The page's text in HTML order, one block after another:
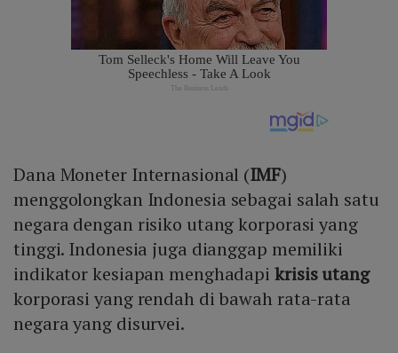
Dana Moneter Internasional (IMF)
menggolongkan Indonesia sebagai salah satu
negara dengan risiko utang korporasi yang
tinggi. Indonesia juga dianggap memiliki
indikator kesiapan menghadapi krisis utang
korporasi yang rendah di bawah rata-rata
negara yang disurvei.